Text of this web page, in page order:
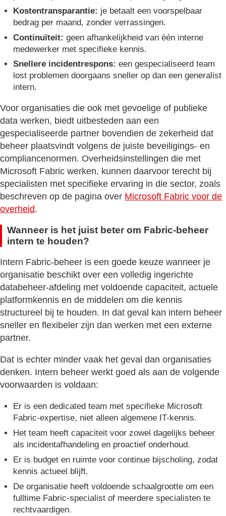
Kostentransparantie: je betaalt een voorspelbaar
bedrag per maand, zonder verrassingen.
Continuïteit: geen afhankelijkheid van één interne
medewerker met specifieke kennis.
Snellere incidentrespons: een gespecialiseerd team
lost problemen doorgaans sneller op dan een generalist
intern.
Voor organisaties die ook met gevoelige of publieke
data werken, biedt uitbesteden aan een
gespecialiseerde partner bovendien de zekerheid dat
beheer plaatsvindt volgens de juiste beveiligings- en
compliancenormen. Overheidsinstellingen die met
Microsoft Fabric werken, kunnen daarvoor terecht bij
specialisten met specifieke ervaring in die sector, zoals
beschreven op de pagina over Microsoft Fabric voor de
overheid.
Wanneer is het juist beter om Fabric-beheer
intern te houden?
Intern Fabric-beheer is een goede keuze wanneer je
organisatie beschikt over een volledig ingerichte
databeheer-afdeling met voldoende capaciteit, actuele
platformkennis en de middelen om die kennis
structureel bij te houden. In dat geval kan intern beheer
sneller en flexibeler zijn dan werken met een externe
partner.
Dat is echter minder vaak het geval dan organisaties
denken. Intern beheer werkt goed als aan de volgende
voorwaarden is voldaan:
Er is een dedicated team met specifieke Microsoft
Fabric-expertise, niet alleen algemene IT-kennis.
Het team heeft capaciteit voor zowel dagelijks beheer
als incidentafhandeling en proactief onderhoud.
Er is budget en ruimte voor continue bijscholing, zodat
kennis actueel blijft.
De organisatie heeft voldoende schaalgrootte om een
fulltime Fabric-specialist of meerdere specialisten te
rechtvaardigen.